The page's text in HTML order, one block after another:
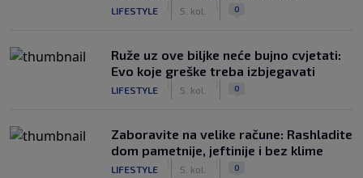
LIFESTYLE 5. kol. 0
Ruže uz ove biljke neće bujno cvjetati:
Evo koje greške treba izbjegavati
LIFESTYLE 5. kol. 0
Zaboravite na velike račune: Rashladite
dom pametnije, jeftinije i bez klime
LIFESTYLE 5. kol. 0